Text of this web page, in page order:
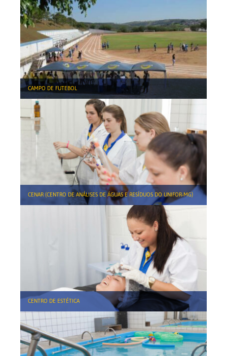
CAMPO DE FUTEBOL
CENAR (CENTRO DE ANÁLISES DE ÁGUAS E RESÍDUOS DO UNIFOR-MG)
CENTRO DE ESTÉTICA